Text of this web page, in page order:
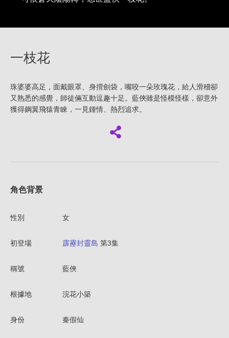
一枝花
珠婆婆高足，面戴眼罩、身揹劍袋，嘴咬一朵玫瑰花，給人滑稽卻
又熟悉的感覺，師徒倆互動逗趣十足。藍俠雖是怪模怪樣，卻意外
獲得鋼翼飛猿青睞，一見鍾情、熱烈追求。
角色背景
性別 女
初登場 霹靂封靈島 第3集
稱號 藍俠
根據地 浣花小築
身份 秦假仙